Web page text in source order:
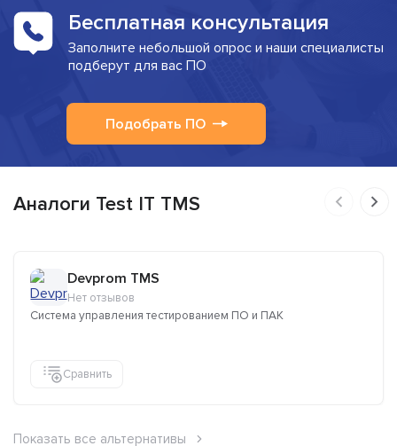
Бесплатная консультация
Заполните небольшой опрос и наши специалисты
подберут для вас ПО
Подобрать ПО
Аналоги Test IT TMS
Devprom TMS
Нет отзывов
Система управления тестированием ПО и ПАК
Сравнить
Показать все альтернативы